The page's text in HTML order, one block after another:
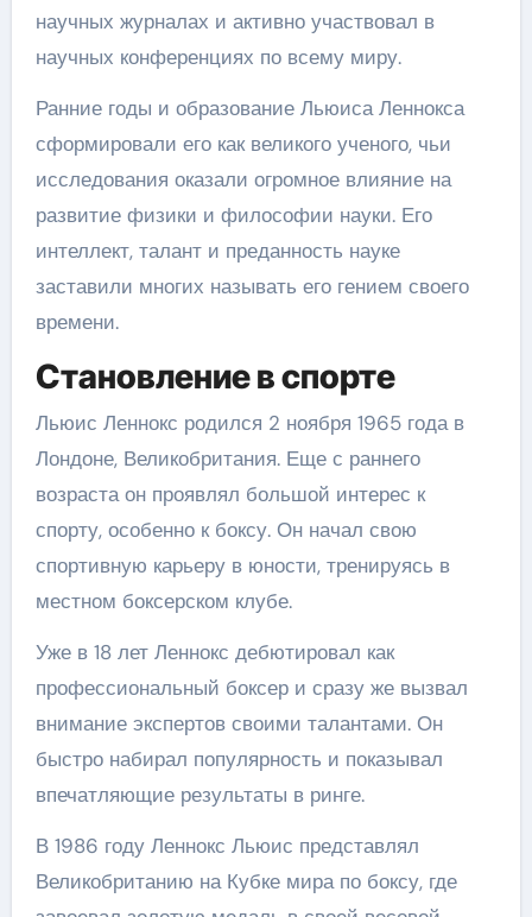
научных журналах и активно участвовал в
научных конференциях по всему миру.
Ранние годы и образование Льюиса Леннокса
сформировали его как великого ученого, чьи
исследования оказали огромное влияние на
развитие физики и философии науки. Его
интеллект, талант и преданность науке
заставили многих называть его гением своего
времени.
Становление в спорте
Льюис Леннокс родился 2 ноября 1965 года в
Лондоне, Великобритания. Еще с раннего
возраста он проявлял большой интерес к
спорту, особенно к боксу. Он начал свою
спортивную карьеру в юности, тренируясь в
местном боксерском клубе.
Уже в 18 лет Леннокс дебютировал как
профессиональный боксер и сразу же вызвал
внимание экспертов своими талантами. Он
быстро набирал популярность и показывал
впечатляющие результаты в ринге.
В 1986 году Леннокс Льюис представлял
Великобританию на Кубке мира по боксу, где